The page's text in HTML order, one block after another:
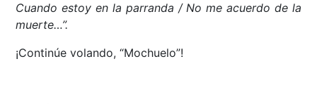
Cuando estoy en la parranda / No me acuerdo de la
muerte…”.
¡Continúe volando, “Mochuelo”!